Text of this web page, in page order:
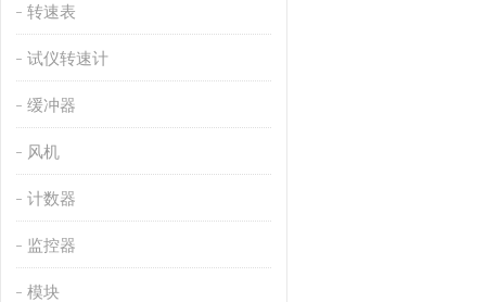
转速表
试仪转速计
缓冲器
风机
计数器
监控器
模块